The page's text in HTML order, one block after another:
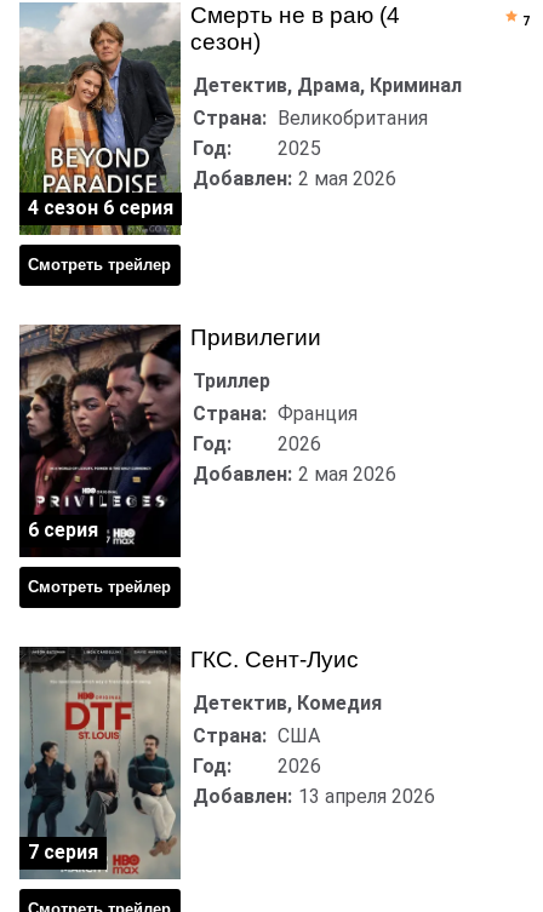
Смерть не в раю (4
сезон)
Смотреть трейлер
Детектив, Драма, Криминал
Страна: Великобритания
Год:
2025
Добавлен: 2 мая 2026
4 сезон 6 серия
7
Привилегии
Смотреть трейлер
Триллер
Страна: Франция
Год:
2026
Добавлен: 2 мая 2026
6 серия
ГКС. Сент-Луис
Детектив, Комедия
Страна: США
Год:
2026
Добавлен: 13 апреля 2026
7 серия